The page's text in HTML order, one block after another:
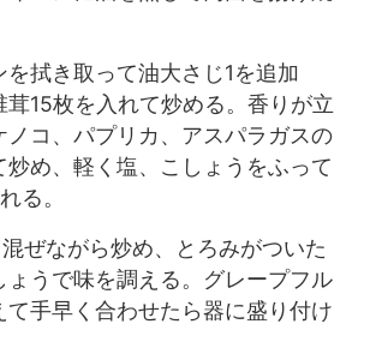
を拭き取って油大さじ1を追加
茸15枚を入れて炒める。香りが立
ノコ、パプリカ、アスパラガスの
炒め、軽く塩、こしょうをふって
る。
ぜながら炒め、とろみがついた
ょうで味を調える。グレープフル
て手早く合わせたら器に盛り付け